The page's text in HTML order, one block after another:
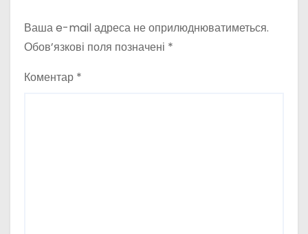
Ваша e-mail адреса не оприлюднюватиметься.
Обов’язкові поля позначені *
Коментар *